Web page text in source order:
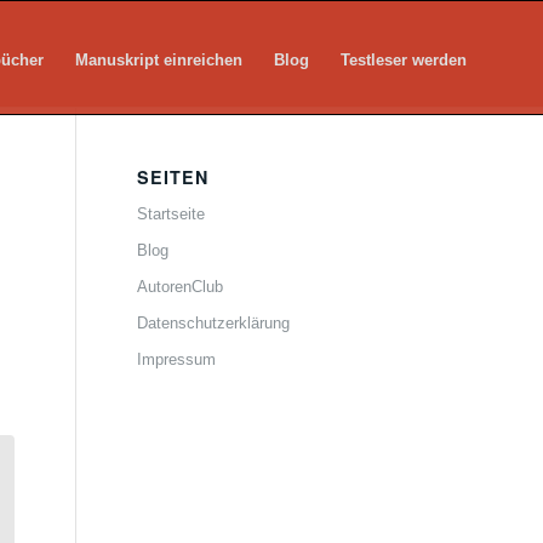
Manuskript einreichen Blog Testleser werden
SEITEN
Startseite
Blog
AutorenClub
Datenschutzerklärung
Impressum